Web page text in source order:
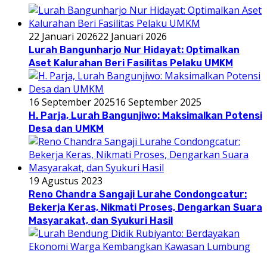
22 Januari 202622 Januari 2026
Lurah Bangunharjo Nur Hidayat: Optimalkan
Aset Kalurahan Beri Fasilitas Pelaku UMKM
16 September 202516 September 2025
H. Parja, Lurah Bangunjiwo: Maksimalkan Potensi
Desa dan UMKM
19 Agustus 2023
Reno Chandra Sangaji Lurahe Condongcatur:
Bekerja Keras, Nikmati Proses, Dengarkan Suara
Masyarakat, dan Syukuri Hasil